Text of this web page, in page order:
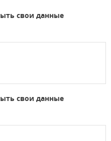
свои данные
свои данные